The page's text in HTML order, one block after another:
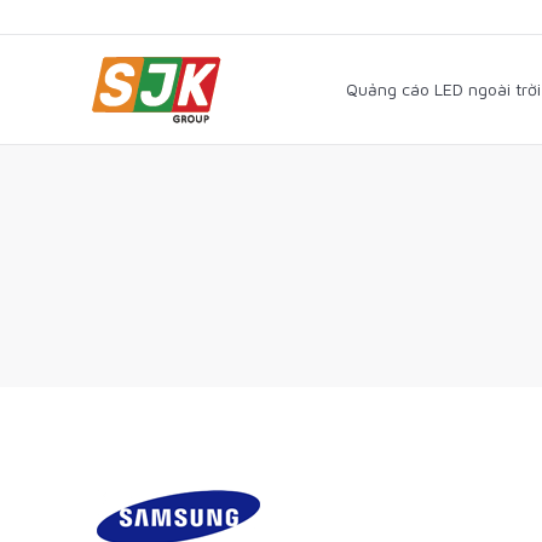
Quảng cáo LED ngoài trời
Quảng cáo LED ngoài